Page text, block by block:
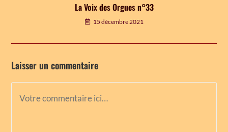
La Voix des Orgues n°33
15 décembre 2021
Laisser un commentaire